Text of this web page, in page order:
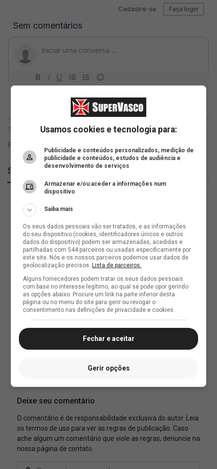
SuperVasco
Usamos cookies e tecnologia para:
Publicidade e conteúdos personalizados, medição de
publicidade e conteúdos, estudos de audiência e
desenvolvimento de serviços
Armazenar e/ou aceder a informações num
dispositivo
Saiba mais
Os seus dados pessoais vão ser tratados, e as informações
do seu dispositivo (cookies, identificadores únicos e outros
dados do dispositivo) podem ser armazenadas, acedidas e
partilhadas com 544 parceiros ou usadas especificamente por
este site. Nós e os nossos parceiros podemos usar dados de
geolocalização precisos. Lista de parceiros.
Alguns fornecedores podem tratar os seus dados pessoais
com base no interesse legítimo, ao qual se pode opor gerindo
as opções abaixo. Procure um link na parte inferior desta
página ou no menu do site para gerir ou revogar o
consentimento nas definições de privacidade e cookies.
Fechar e aceitar
Gerir opções